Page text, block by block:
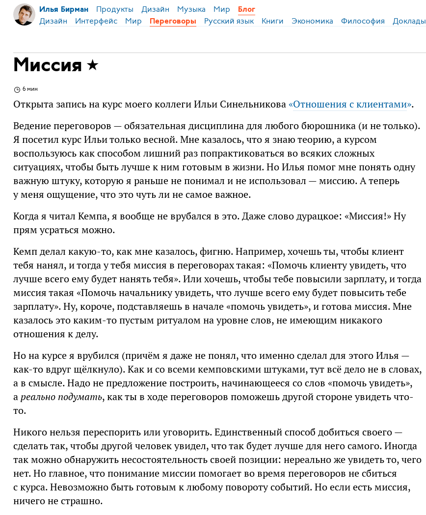
Илья Бирман Продукты Дизайн Музыка Мир Блог
Дизайн Интерфейс Мир Переговоры Русский язык Книги Экономика Философия Доклады
Миссия
6 мин
Открыта запись на курс моего коллеги Ильи Синельникова«Отношения с клиентами».
Ведение переговоров — обязательная дисциплина для любого бюрошника (и не только).
Я посетил курс Ильи только весной. Мне казалось, что я знаю теорию, а курсом
воспользуюсь как способом лишний раз попрактиковаться во всяких сложных
ситуациях, чтобы быть лучше к ним готовым в жизни. Но Илья помог мне понять одну
важную штуку, которую я раньше не понимал и не использовал — миссию. А теперь
у меня ощущение, что это чуть ли не самое важное.
Когда я читал Кемпа, я вообще не врубался в это. Даже слово дурацкое: «Миссия!» Ну
прям усраться можно.
Кемп делал какую-то, как мне казалось, фигню. Например, хочешь ты, чтобы клиент
тебя нанял, и тогда у тебя миссия в переговорах такая: «Помочь клиенту увидеть, что
лучше всего ему будет нанять тебя». Или хочешь, чтобы тебе повысили зарплату, и тогда
миссия такая «Помочь начальнику увидеть, что лучше всего ему будет повысить тебе
зарплату». Ну, короче, подставляешь в начале «помочь увидеть», и готова миссия. Мне
казалось это каким-то пустым ритуалом на уровне слов, не имеющим никакого
отношения к делу.
Но на курсе я врубился (причём я даже не понял, что именно сделал для этого Илья —
как-то вдруг щёлкнуло). Как и со всеми кемповскими штуками, тут всё дело не в словах,
а в смысле. Надо не предложение построить, начинающееся со слов «помочь увидеть»,
а реально подумать, как ты в ходе переговоров поможешь другой стороне увидеть что-
то.
Никого нельзя переспорить или уговорить. Единственный способ добиться своего —
сделать так, чтобы другой человек увидел, что так будет лучше для него самого. Иногда
так можно обнаружить несостоятельность своей позиции: нереально же увидеть то, чего
нет. Но главное, что понимание миссии помогает во время переговоров не сбиться
с курса. Невозможно быть готовым к любому повороту событий. Но если есть миссия,
ничего не страшно.